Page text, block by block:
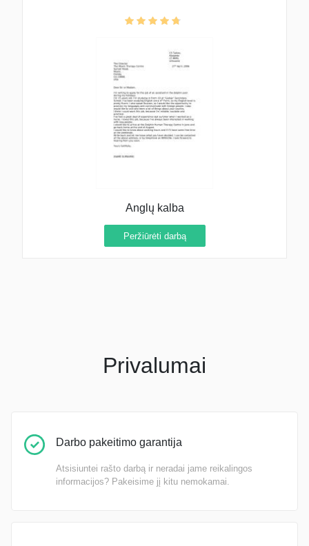
Anglų kalba
Peržiūrėti darbą
Privalumai
Darbo pakeitimo garantija
Atsisiuntei rašto darbą ir neradai jame reikalingos
informacijos? Pakeisime jį kitu nemokamai.